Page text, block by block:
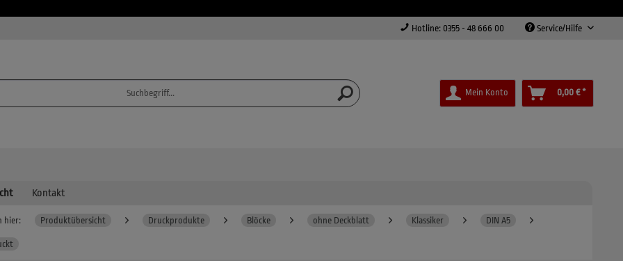
Hotline: 0355 - 48 666 00 Service/Hilfe
Mein Konto 0,00 € *
Kontakt
hier: Produktübersicht Druckprodukte Blöcke ohne Deckblatt Klassiker DIN A5